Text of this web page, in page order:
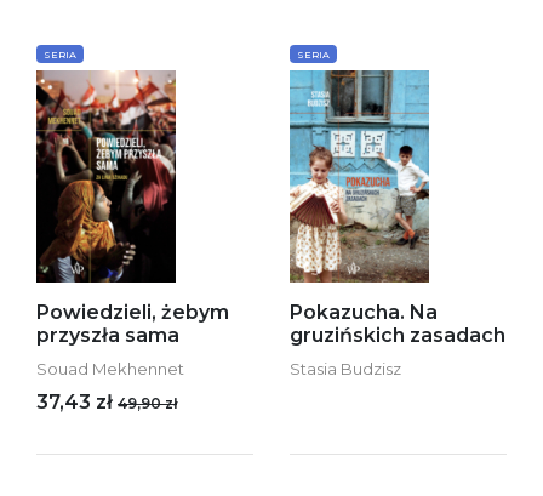
SERIA
Powiedzieli, żebym
przyszła sama
Souad Mekhennet
37,43 zł 49,90 zł
SERIA
Pokazucha. Na
gruzińskich zasadach
Stasia Budzisz